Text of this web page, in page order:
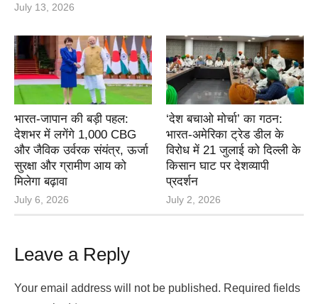
July 13, 2026
भारत-जापान की बड़ी पहल:
देशभर में लगेंगे 1,000 CBG
और जैविक उर्वरक संयंत्र, ऊर्जा
सुरक्षा और ग्रामीण आय को
मिलेगा बढ़ावा
July 6, 2026
‘देश बचाओ मोर्चा’ का गठन:
भारत-अमेरिका ट्रेड डील के
विरोध में 21 जुलाई को दिल्ली के
किसान घाट पर देशव्यापी
प्रदर्शन
July 2, 2026
Leave a Reply
Your email address will not be published. Required fields